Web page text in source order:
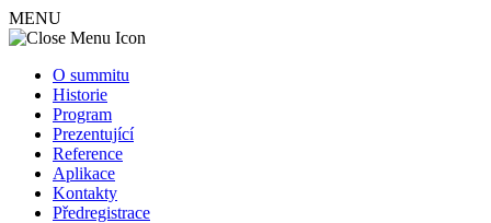
MENU
O summitu
Historie
Program
Prezentující
Reference
Aplikace
Kontakty
Předregistrace